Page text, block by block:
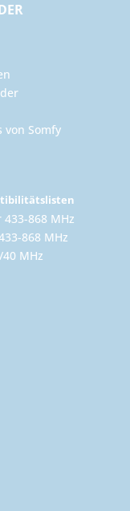
von Somfy
868 MHz
868 MHz
MHz